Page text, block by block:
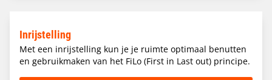
Inrijstelling
Met een inrijstelling kun je je ruimte optimaal benutten
en gebruikmaken van het FiLo (First in Last out) principe.